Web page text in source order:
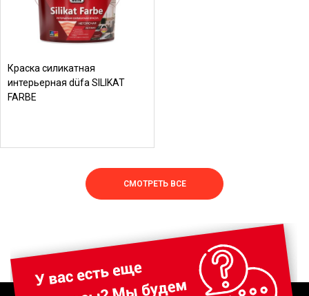
Краска силикатная
интерьерная düfa SILIKAT
FARBE
СМОТРЕТЬ ВСЕ